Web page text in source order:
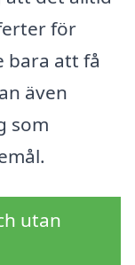
för
bara att få
även
som
utan